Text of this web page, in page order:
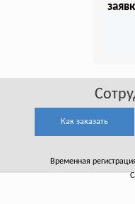
Как заказать
Временная